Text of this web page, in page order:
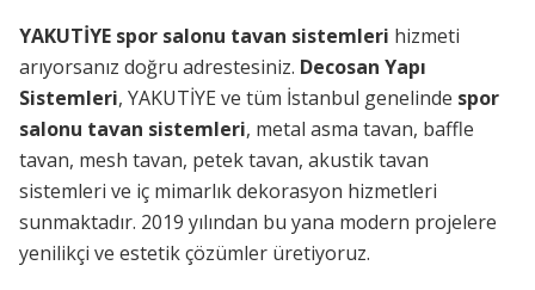
YAKUTİYE spor salonu tavan sistemleri hizmeti
arıyorsanız doğru adrestesiniz. Decosan Yapı
Sistemleri, YAKUTİYE ve tüm İstanbul genelinde spor
salonu tavan sistemleri, metal asma tavan, baffle
tavan, mesh tavan, petek tavan, akustik tavan
sistemleri ve iç mimarlık dekorasyon hizmetleri
sunmaktadır. 2019 yılından bu yana modern projelere
yenilikçi ve estetik çözümler üretiyoruz.